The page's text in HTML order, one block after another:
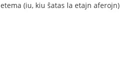
etema (iu, kiu ŝatas la etajn aferojn)